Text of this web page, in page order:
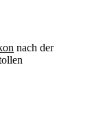
nach der